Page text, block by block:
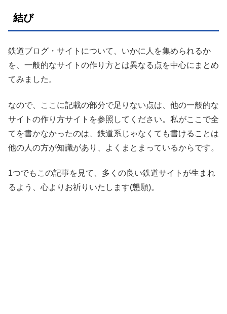
結び
鉄道ブログ・サイトについて、いかに人を集められるか
を、一般的なサイトの作り方とは異なる点を中心にまとめ
てみました。
なので、ここに記載の部分で足りない点は、他の一般的な
サイトの作り方サイトを参照してください。私がここで全
てを書かなかったのは、鉄道系じゃなくても書けることは
他の人の方が知識があり、よくまとまっているからです。
1つでもこの記事を見て、多くの良い鉄道サイトが生まれ
るよう、心よりお祈りいたします(懇願)。